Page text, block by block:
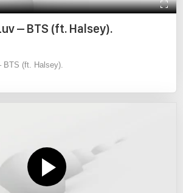
– BTS (ft. Halsey).
BTS (ft. Halsey).